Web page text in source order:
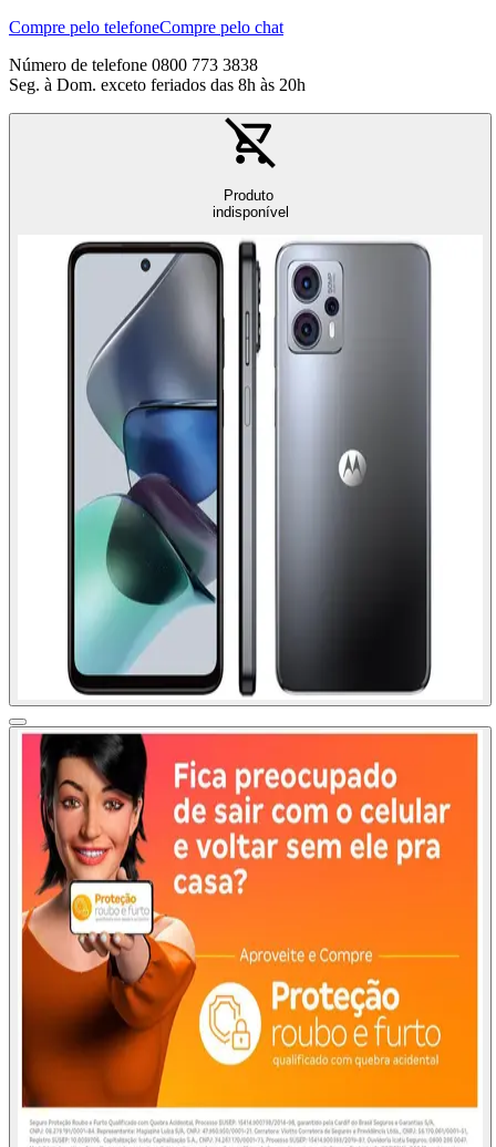
Compre pelo telefoneCompre pelo chat
Número de telefone 0800 773 3838
Seg. à Dom. exceto feriados das 8h às 20h
Produto
indisponível